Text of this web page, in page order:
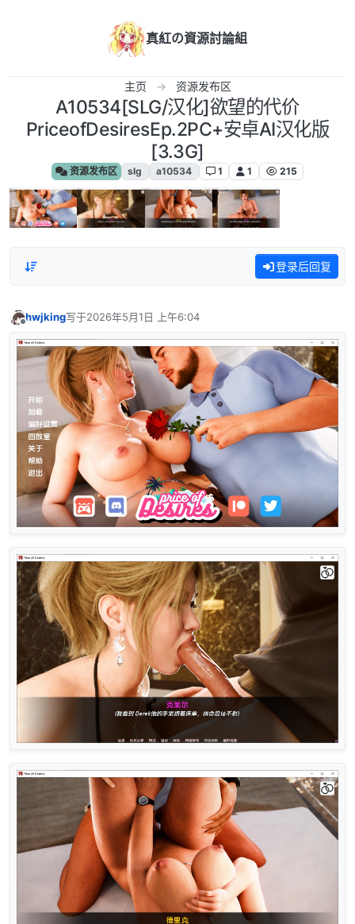
真紅の資源討論組
主页 资源发布区
A10534[SLG/汉化]欲望的代价
PriceofDesiresEp.2PC+安卓AI汉化版
[3.3G]
资源发布区 slg a10534 1 1 215
登录后回复
hwjking写于2026年5月1日 上午6:04
最后由 编辑